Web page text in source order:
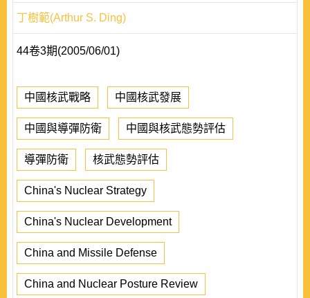
丁樹範(Arthur S. Ding)
44卷3期(2005/06/01)
中國核武戰略 中國核武發展
中國與導彈防衛 中國與核武態勢評估
導彈防衛 核武態勢評估
China's Nuclear Strategy
China's Nuclear Development
China and Missile Defense
China and Nuclear Posture Review